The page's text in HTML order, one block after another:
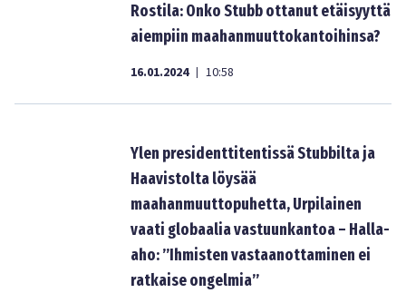
Rostila: Onko Stubb ottanut etäisyyttä
aiempiin maahanmuuttokantoihinsa?
16.01.2024 | 10:58
Ylen presidenttitentissä Stubbilta ja
Haavistolta löysää
maahanmuuttopuhetta, Urpilainen
vaati globaalia vastuunkantoa – Halla-
aho: ”Ihmisten vastaanottaminen ei
ratkaise ongelmia”